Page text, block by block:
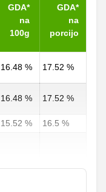
GDA*
na
100g
GDA*
na
porcijo
16.48 % 17.52 %
16.48 % 17.52 %
15.52 %
16.5 %
25.35 %
26.94 %